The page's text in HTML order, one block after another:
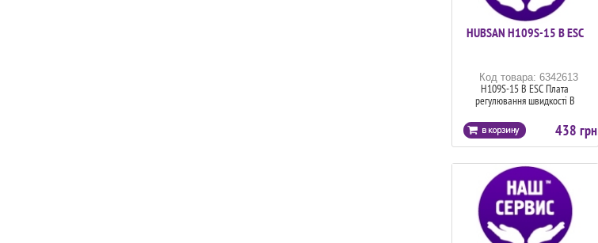
HUBSAN H109S-15 B ESC
Код товара: 6342613
H109S-15 B ESC Плата
регулювання швидкості В
438 грн